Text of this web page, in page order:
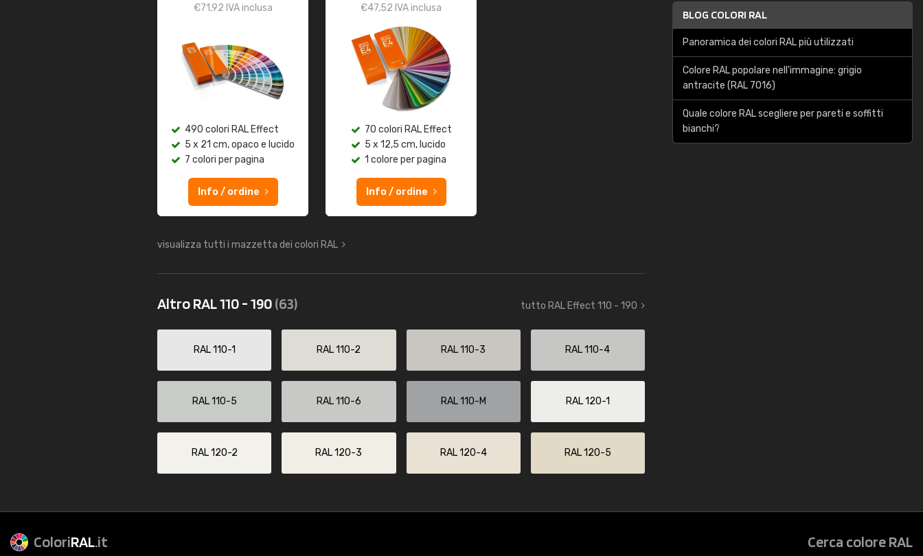
€71,92 IVA inclusa
490 colori RAL Effect
5 x 21 cm, opaco e lucido
7 colori per pagina
Info / ordine
€47,52 IVA inclusa
70 colori RAL Effect
5 x 12,5 cm, lucido
1 colore per pagina
Info / ordine
visualizza tutti i mazzetta dei colori RAL
Altro RAL 110 - 190(63) tutto RAL Effect 110 - 190
RAL 110-1 RAL 110-2 RAL 110-3 RAL 110-4
RAL 110-5 RAL 110-6 RAL 110-M RAL 120-1
RAL 120-2 RAL 120-3 RAL 120-4 RAL 120-5
BLOG COLORI RAL
Panoramica dei colori RAL più utilizzati
Colore RAL popolare nell'immagine: grigio
antracite (RAL 7016)
Quale colore RAL scegliere per pareti e soffitti
bianchi?
ColoriRAL.it Cerca colore RAL